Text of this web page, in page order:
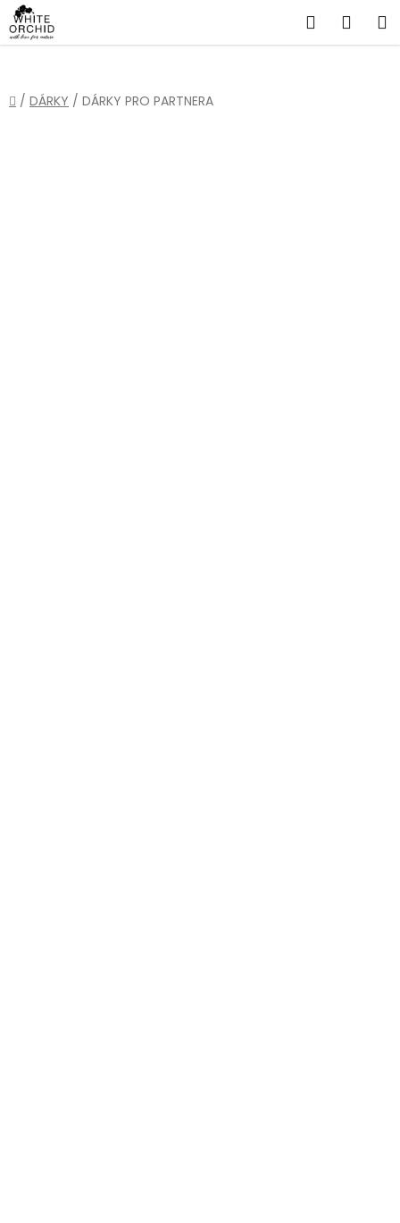
Přejít
na
obsah
Hledat
Domů
/ DÁRKY / DÁRKY PRO PARTNERA